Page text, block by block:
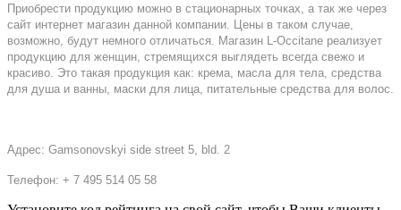
Приобрести продукцию можно в стационарных точках, а так же через
сайт интернет магазин данной компании. Цены в таком случае,
возможно, будут немного отличаться. Магазин
-Occitane реализует
продукцию для женщин, стремящихся выглядеть всегда свежо и
красиво. Это такая продукция как: крема, масла для тела, средства
для душа и ванны, маски для лица, питательные средства для волос.
Адрес: Gamsonovskyi side street 5, bld. 2
Телефон: + 7 495 514 05 58